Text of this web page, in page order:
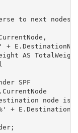
to next nodes
AS
SPF
node is
+